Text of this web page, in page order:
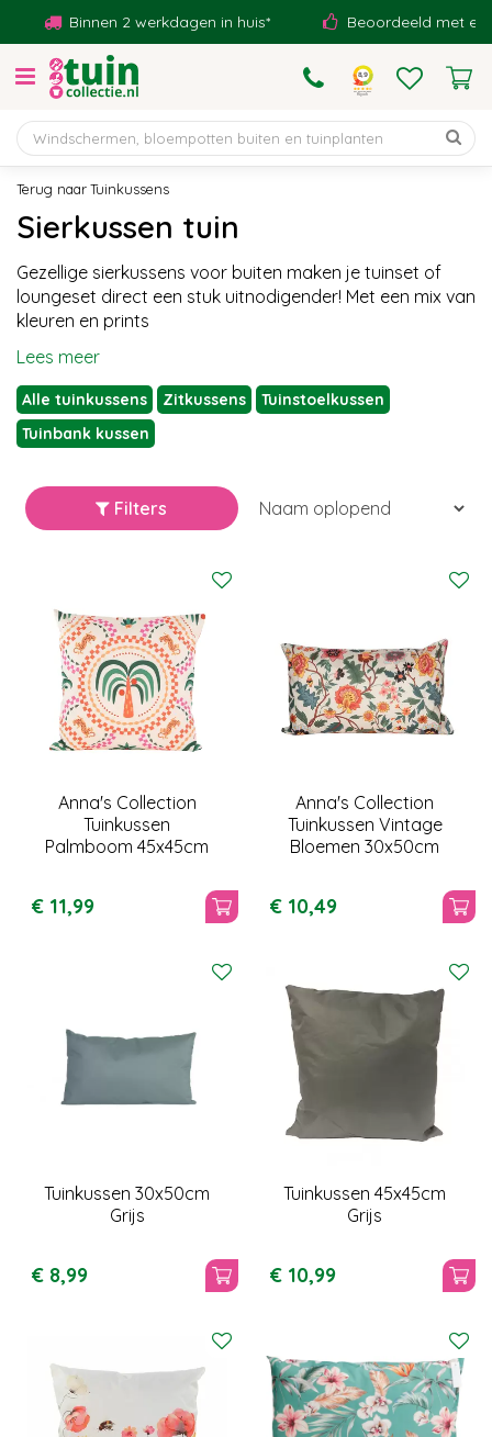
Tuinkussens
Binnen 2 werkdagen in huis* Beoordeeld met een 9,1!
Sierkussen tuin
Gezellige sierkussens voor buiten maken je tuinset of
loungeset direct een stuk uitnodigender! Met een mix van
kleuren en prints
Lees meer
Alle tuinkussens Zitkussens
Tuinstoelkussen
Tuinbank kussen
Filters
Anna's Collection
Tuinkussen
Palmboom 45x45cm
€ 11,99
Anna's Collection
Tuinkussen Vintage
Bloemen 30x50cm
€ 10,49
Tuinkussen 30x50cm
Grijs
€ 8,99
Tuinkussen 45x45cm
Grijs
€ 10,99